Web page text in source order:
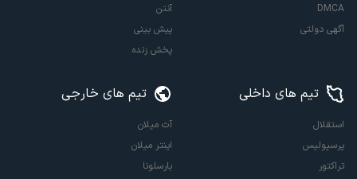
DMCA
آگهی دولتی
آنتن
پیش بینی
پخش زنده
تیم های داخلی
استقلال
پرسپولیس
تراکتور
تیم های خارجی
آث میلان
اینتر میلان
بارسلونا